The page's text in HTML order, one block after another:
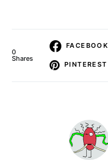
0
Shares
FACEBOOK
PINTEREST